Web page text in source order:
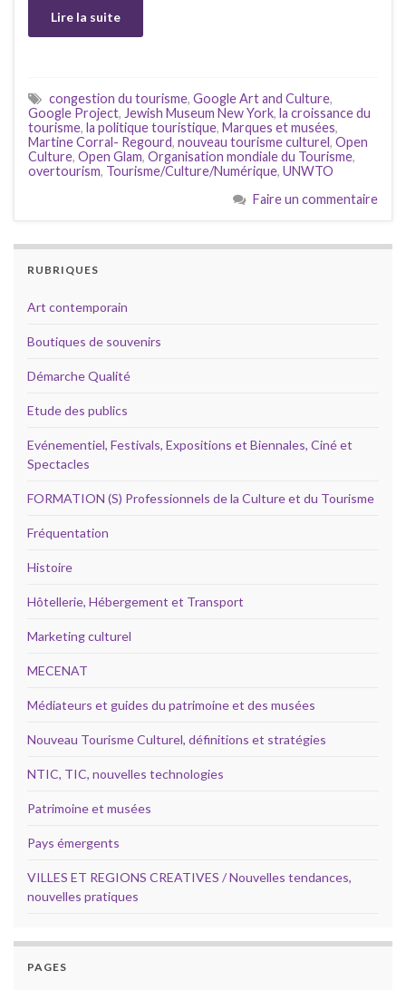
Lire la suite
congestion du tourisme, Google Art and Culture,
Google Project, Jewish Museum New York, la croissance du
tourisme, la politique touristique, Marques et musées,
Martine Corral- Regourd, nouveau tourisme culturel, Open
Culture, Open Glam, Organisation mondiale du Tourisme,
overtourism, Tourisme/Culture/Numérique, UNWTO
Faire un commentaire
RUBRIQUES
Art contemporain
Boutiques de souvenirs
Démarche Qualité
Etude des publics
Evénementiel, Festivals, Expositions et Biennales, Ciné et
Spectacles
FORMATION (S) Professionnels de la Culture et du Tourisme
Fréquentation
Histoire
Hôtellerie, Hébergement et Transport
Marketing culturel
MECENAT
Médiateurs et guides du patrimoine et des musées
Nouveau Tourisme Culturel, définitions et stratégies
NTIC, TIC, nouvelles technologies
Patrimoine et musées
Pays émergents
VILLES ET REGIONS CREATIVES / Nouvelles tendances,
nouvelles pratiques
PAGES